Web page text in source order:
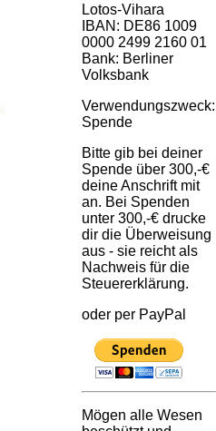
Lotos-Vihara
IBAN: DE86 1009
0000 2499 2160 01
Bank: Berliner
Volksbank
Verwendungszweck:
Spende
Bitte gib bei deiner
Spende über 300,-€
deine Anschrift mit
an. Bei Spenden
unter 300,-€ drucke
dir die Überweisung
aus - sie reicht als
Nachweis für die
Steuererklärung.
oder per PayPal
Mögen alle Wesen